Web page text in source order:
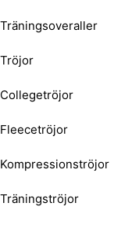
Träningsoveraller
Tröjor
Collegetröjor
Fleecetröjor
Kompressionströjor
Träningströjor